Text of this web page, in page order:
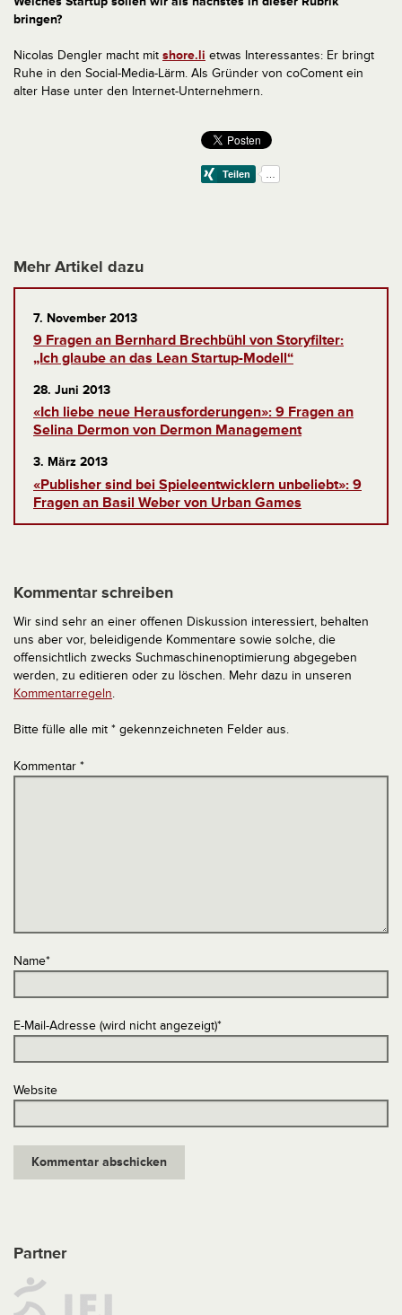
bringen?
Nicolas Dengler macht mit shore.li etwas Interessantes: Er bringt
Ruhe in den Social-Media-Lärm. Als Gründer von coComent ein
alter Hase unter den Internet-Unternehmern.
Mehr Artikel dazu
7. November 2013
9 Fragen an Bernhard Brechbühl von Storyfilter:
„Ich glaube an das Lean Startup-Modell“
28. Juni 2013
«Ich liebe neue Herausforderungen»: 9 Fragen an
Selina Dermon von Dermon Management
3. März 2013
«Publisher sind bei Spieleentwicklern unbeliebt»: 9
Fragen an Basil Weber von Urban Games
Kommentar schreiben
Wir sind sehr an einer offenen Diskussion interessiert, behalten
uns aber vor, beleidigende Kommentare sowie solche, die
offensichtlich zwecks Suchmaschinenoptimierung abgegeben
werden, zu editieren oder zu löschen. Mehr dazu in unseren
Kommentarregeln.
Bitte fülle alle mit * gekennzeichneten Felder aus.
Kommentar *
Name*
E-Mail-Adresse (wird nicht angezeigt)*
Website
Partner